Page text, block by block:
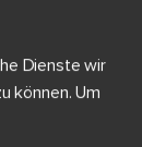
an
persönlich.
Dienste wir
können. Um